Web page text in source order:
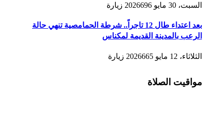
السبت، 30 مايو 2026 696 زيارة
بعد اعتداء طال 12 تاجراً.. شرطة الحمامصية تنهي حالة
الرعب بالمدينة القديمة لمكناس
الثلاثاء، 12 مايو 2026 665 زيارة
مواقيت الصلاة